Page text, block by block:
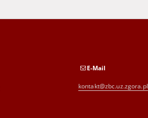
E-Mail
kontakt@zbc.uz.zgora.pl